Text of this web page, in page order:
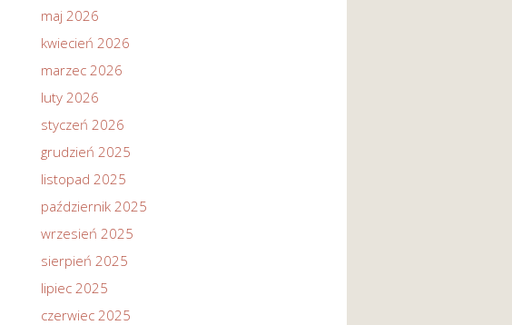
maj 2026
kwiecień 2026
marzec 2026
luty 2026
styczeń 2026
grudzień 2025
listopad 2025
październik 2025
wrzesień 2025
sierpień 2025
lipiec 2025
czerwiec 2025